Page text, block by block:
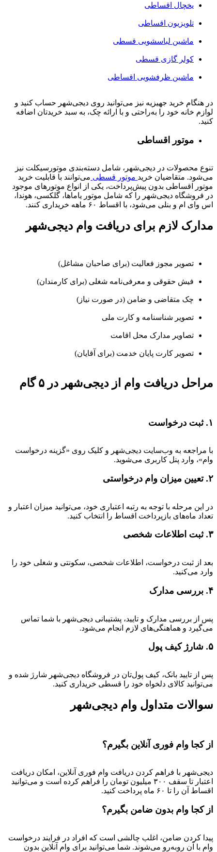
یخچال اقساطی
تلویزیون اقساطی
ماشین لباسشویی قسطی
کولر گازی قسطی
ماشین ظرفشویی اقساطی
در هنگام خرید جهیزیه نیز می‌توانید روی دیجی‌شهر حساب کنید و
لوازم خانه خود را به‌راحتی و با ارائه چک، به سبد خریدتان اضافه
کنید.
موتور اقساطی
تنوع محصولات در دیجی‌شهر، شامل دسته‌بندی موتورسیکلت نیز
می‌شود. متقاضیان خرید موتور قسطی می‌توانند با قابلیت خرید
موتور اقساطی بدون پیش‌پرداخت، یکی از انواع موتورهای موجود
در فروشگاه دیجی‌شهر را که شامل موتور یاماها، گلکسی، هوندا،
اس وای ام و بنلی می‌شود، با اقساط ۶۰ ماهه خریداری کنند.
مدارک لازم برای دریافت وام دیجی‌شهر
تصویر مجوز فعالیت (برای صاحبان مشاغل)
فیش حقوقی و معرفی‌نامه شغلی (برای کارمندان)
چک متقاضی و ضامن (در صورت نیاز)
تصویر شناسنامه و کارت ملی
تصاویر مدارک محل اقامت
تصویر کارت پایان خدمت (برای آقایان)
مراحل دریافت وام از دیجی‌شهر در ۵ گام
۱. ثبت درخواست
با مراجعه به وب‌سایت دیجی‌شهر و کلیک روی «گزینه درخواست
وام»، وارد پنل کاربری می‌شوید.
۲. تعیین میزان وام درخواستی
در این مرحله با توجه به رتبه اعتباری خود، می‌توانید میزان اعتبار و
تعداد ماه‌های بازپرداخت اقساط را انتخاب کنید.
۳. ثبت اطلاعات شخصی
بعد از ثبت درخواست، اطلاعات شخصی، سکونتی و شغلی خود را
وارد می‌کنید.
۴. بررسی مدارک
پس از بررسی مدارک و تایید، پشتیبانی دیجی‌شهر با شما تماس
می‌گیرد و هماهنگی‌های لازم انجام می‌شود.
۵. شارژ کیف پول
پس از تایید بانک، کیف پول‌تان در فروشگاه دیجی‌شهر شارژ شده و
می‌توانید کالای دلخواه خود را قسطی خریداری کنید.
سوالات متداول وام دیجی‌شهر
از کجا وام فوری آنلاین بگیرم؟
دیجی‌شهر با فراهم کردن دریافت وام فوری آنلاین، امکان دریافت
اعتبار تا سقف ۳۰۰ میلیون تومان را فراهم کرده است و می‌توانید
اقساط آن را تا ۶۰ ماه پرداخت کنید.
از کجا وام بدون ضامن بگیرم؟
پیدا کردن ضامن، اغلب چالشی است که افراد در فرایند درخواست
وام با آن روبه‌رو می‌شوند. شما می‌توانید برای وام آنلاین بدون